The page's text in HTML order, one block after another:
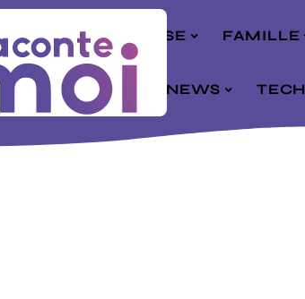
ENTREPRISE FAMILLE
MODE NEWS TECH